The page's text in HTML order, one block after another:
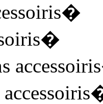
�
�
accessoiris